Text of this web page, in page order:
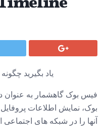
یاد بگیرید
فیس بوک گاهشمار به
بوک، نمایش اطلاعات
آنها را در شبکه های